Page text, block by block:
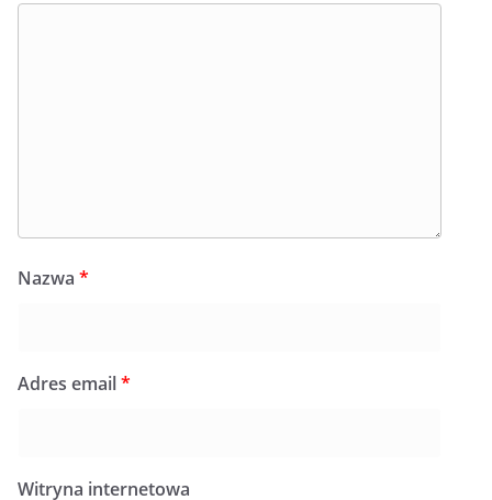
Nazwa *
Adres email*
Witryna internetowa